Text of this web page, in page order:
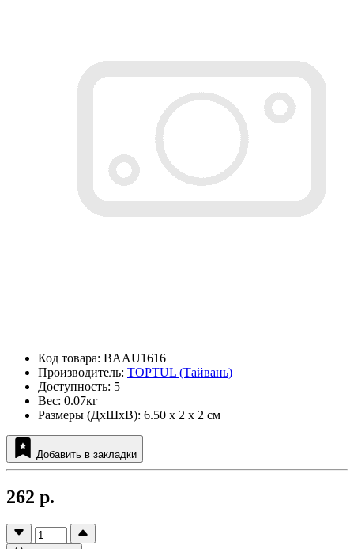
Код товара: BAAU1616
Производитель: TOPTUL (Тайвань)
Доступность: 5
Вес: 0.07кг
Размеры (ДxШxВ): 6.50 x 2 x 2 см
Добавить в закладки
262 р.